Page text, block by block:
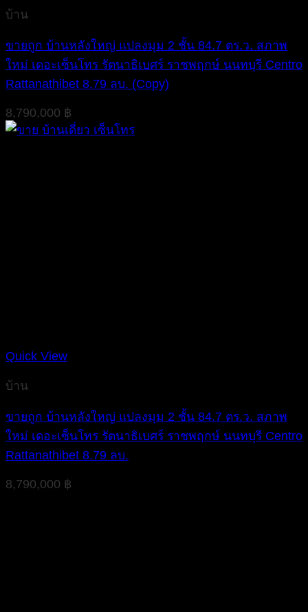
บ้าน
ขายถูก บ้านหลังใหญ่ แปลงมุม 2 ชั้น 84.7 ตร.ว. สภาพ
ใหม่ เดอะเซ็นโทร รัตนาธิเบศร์ ราชพฤกษ์ นนทบุรี Centro
Rattanathibet 8.79 ลบ. (Copy)
8,790,000 ฿
Quick View
บ้าน
ขายถูก บ้านหลังใหญ่ แปลงมุม 2 ชั้น 84.7 ตร.ว. สภาพ
ใหม่ เดอะเซ็นโทร รัตนาธิเบศร์ ราชพฤกษ์ นนทบุรี Centro
Rattanathibet 8.79 ลบ.
8,790,000 ฿